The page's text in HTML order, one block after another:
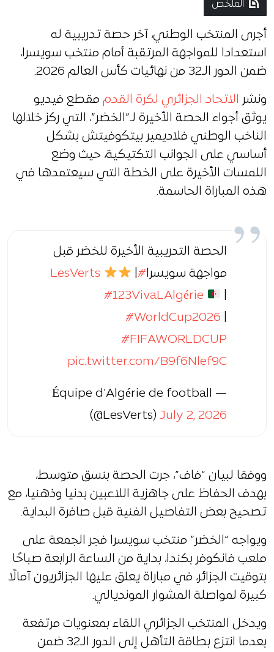
الملخص
أجرى المنتخب الوطني، آخر حصة تدريبية له
استعدادا للمواجهة المرتقبة أمام منتخب سويسرا،
ضمن الدور الـ32 من نهائيات كأس العالم 2026.
ونشر الاتحاد الجزائري لكرة القدم مقطع فيديو
يوثق أجواء الحصة الأخيرة لـ”الخضر”، التي ركز خلالها
الناخب الوطني فلاديمير بيتكوفيتش بشكل
أساسي على الجوانب التكتيكية، حيث وضع
اللمسات الأخيرة على الخطة التي سيعتمدها في
هذه المباراة الحاسمة.
الحصة التدريبية الأخيرة للخضر قبل
مواجهة سويسرا#LesVerts
#123VivaLAlgérie
#WorldCup2026
#FIFAWORLDCUP
pic.twitter.com/B9f6Nlef9C
— Équipe d'Algérie de football
(@LesVerts) July 2, 2026
ووفقا لبيان “فاف”، جرت الحصة بنسق متوسط،
بهدف الحفاظ على جاهزية اللاعبين بدنيا وذهنيا، مع
تصحيح بعض التفاصيل الفنية قبل صافرة البداية.
ويواجه “الخضر” منتخب سويسرا فجر الجمعة على
ملعب فانكوفر بكندا، بداية من الساعة الرابعة صباحًا
بتوقيت الجزائر، في مباراة يعلق عليها الجزائريون آمالًا
كبيرة لمواصلة المشوار المونديالي.
ويدخل المنتخب الجزائري اللقاء بمعنويات مرتفعة
بعدما انتزع بطاقة التأهل إلى الدور الـ32 ضمن